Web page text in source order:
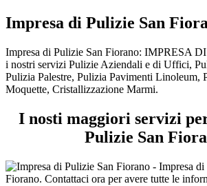
Impresa di Pulizie San
Impresa di Pulizie San Fiorano: IMPRESA
i nostri servizi Pulizie Aziendali e di Uffici,
Pulizia Palestre, Pulizia Pavimenti Linoleum,
Moquette, Cristallizzazione Marmi.
I nosti maggiori servizi
Pulizie San